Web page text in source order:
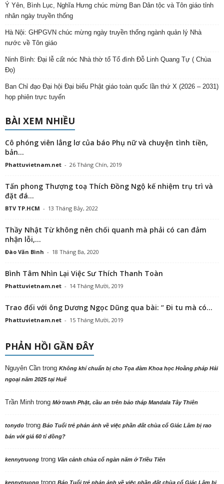
Ý Yên, Bình Lục, Nghĩa Hưng chúc mừng Ban Dân tộc và Tôn giáo tỉnh
nhân ngày truyền thống
Hà Nội: GHPGVN chúc mừng ngày truyền thống ngành quản lý Nhà
nước về Tôn giáo
Ninh Bình: Đại lễ cất nóc Nhà thờ tổ Tổ đình Đỗ Linh Quang Tự ( Chùa
Đọ)
Ban Chỉ đạo Đại hội Đại biểu Phật giáo toàn quốc lần thứ X (2026 – 2031)
họp phiên trực tuyến
BÀI XEM NHIỀU
Cô phóng viên lẳng lơ của báo Phụ nữ và chuyện tình tiền,
bản...
Phattuvietnam.net - 26 Tháng Chín, 2019
Tấn phong Thượng toạ Thích Đồng Ngộ kế nhiệm trụ trì và
đặt đá...
BTV TP.HCM - 13 Tháng Bảy, 2022
Thầy Nhật Từ không nên chối quanh mà phải có can đảm
nhận lỗi,...
Đào Văn Bình - 18 Tháng Ba, 2020
Bình Tâm Nhìn Lại Việc Sư Thích Thanh Toàn
Phattuvietnam.net - 14 Tháng Mười, 2019
Trao đổi với ông Dương Ngọc Dũng qua bài: “ Đi tu mà có...
Phattuvietnam.net - 15 Tháng Mười, 2019
PHẢN HỒI GẦN ĐÂY
Nguyên Cần trong Không khí chuẩn bị cho Tọa đàm Khoa học Hoằng pháp Hải
ngoại năm 2025 tại Huế
Trần Minh trong Mở tranh Phật, cầu an trên bảo tháp Mandala Tây Thiên
tonydo trong Báo Tuổi trẻ phản ảnh về việc phần đất chùa cổ Giác Lâm bị rao
bán với giá 60 tỉ đồng?
kennytruong trong Vãn cảnh chùa cổ ngàn năm ở Triều Tiên
kennytruong trong Báo Tuổi trẻ phản ảnh về việc phần đất chùa cổ Giác Lâm bị